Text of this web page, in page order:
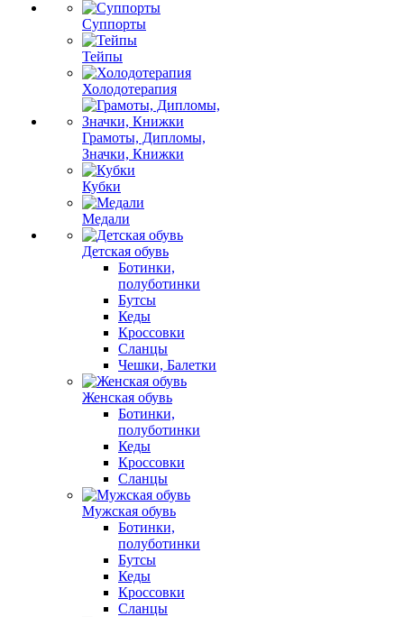
Суппорты
Тейпы
Холодотерапия
Грамоты, Дипломы,
Значки, Книжки
Кубки
Медали
Детская обувь
Ботинки,
полуботинки
Бутсы
Кеды
Кроссовки
Сланцы
Чешки, Балетки
Женская обувь
Ботинки,
полуботинки
Кеды
Кроссовки
Сланцы
Мужская обувь
Ботинки,
полуботинки
Бутсы
Кеды
Кроссовки
Сланцы